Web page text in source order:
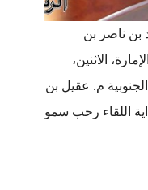
بن ناصر بن
الاثنين،
م. عقيل بن
اللقاء رحب سمو